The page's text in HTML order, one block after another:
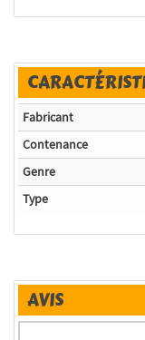
Fabricant
Contenance
Genre
Type
AVIS